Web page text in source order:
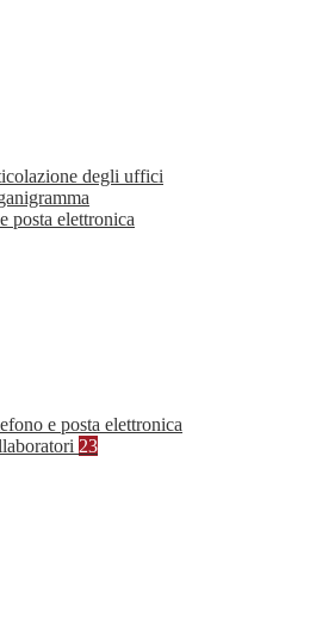
degli uffici
posta elettronica
e posta elettronica
23